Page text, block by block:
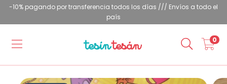
-10% pagando por transferencia todos los días /// Envíos a todo el
país
0